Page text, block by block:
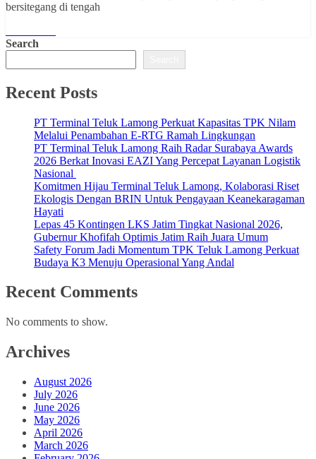
bersitegang di tengah
Search
Recent Posts
PT Terminal Teluk Lamong Perkuat Kapasitas TPK Nilam
Melalui Penambahan E-RTG Ramah Lingkungan
PT Terminal Teluk Lamong Raih Radar Surabaya Awards
2026 Berkat Inovasi EAZI Yang Percepat Layanan Logistik
Nasional
Komitmen Hijau Terminal Teluk Lamong, Kolaborasi Riset
Ekologis Dengan BRIN Untuk Pengayaan Keanekaragaman
Hayati
Lepas 45 Kontingen LKS Jatim Tingkat Nasional 2026,
Gubernur Khofifah Optimis Jatim Raih Juara Umum
Safety Forum Jadi Momentum TPK Teluk Lamong Perkuat
Budaya K3 Menuju Operasional Yang Andal
Recent Comments
No comments to show.
Archives
August 2026
July 2026
June 2026
May 2026
April 2026
March 2026